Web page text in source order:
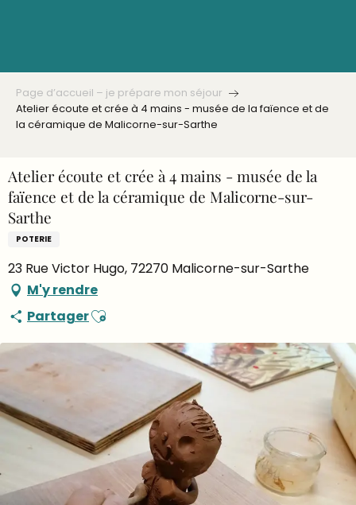
Page d’accueil – je prépare mon séjour
Atelier écoute et crée à 4 mains - musée de la faïence et de
la céramique de Malicorne-sur-Sarthe
Atelier écoute et crée à 4 mains - musée de la
faïence et de la céramique de Malicorne-sur-
Sarthe
POTERIE
23 Rue Victor Hugo, 72270 Malicorne-sur-Sarthe
M'y rendre
PartagerAjouter aux favoris